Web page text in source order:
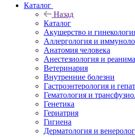
Каталог
Назад
Каталог
Акушерство и
Аллергология и
Анатомия человека
Анестезиология и
Ветеринария
Внутренние болезни
Гастроэнтерология и
Гематология и
Генетика
Гериатрия
Гигиена
Дерматология и